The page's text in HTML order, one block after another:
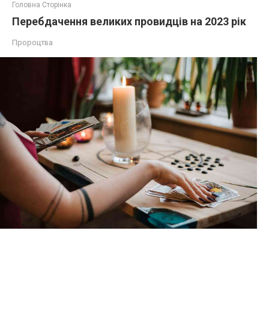
Головна Сторінка
Перебдачення великих провидців на 2023 рік
Пророцтва